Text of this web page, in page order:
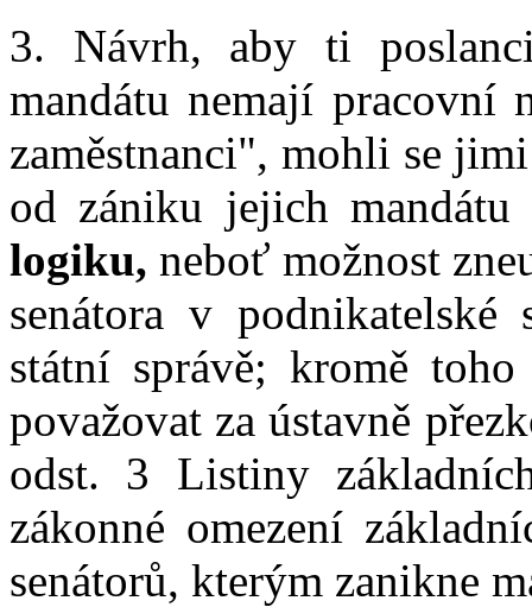
3. Návrh, aby ti
mandátu nemají pracovní
zaměstnanci", mohli se
od zániku jejich
logiku, neboť možnost
senátora v
státní správě; kromě
považovat za ústavně
odst. 3 Listiny
zákonné omezení
senátorů, kterým zanikne